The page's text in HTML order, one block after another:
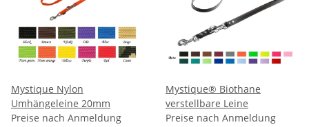
Mystique Nylon
Umhängeleine 20mm
Preise nach Anmeldung
Mystique® Biothane
verstellbare Leine
Preise nach Anmeldung